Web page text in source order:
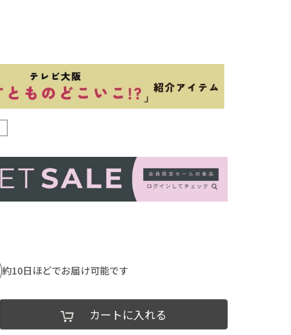
約10日ほどでお届け可能です
カートに入れる